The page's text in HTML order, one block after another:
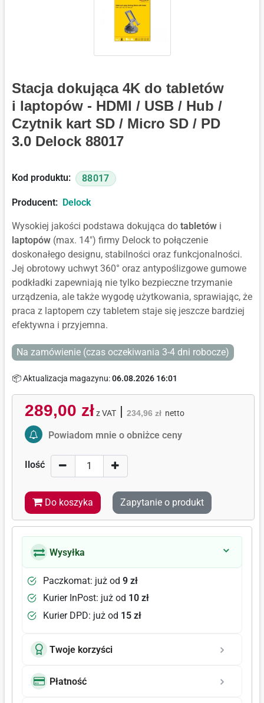
Stacja dokująca 4K do tabletów
i laptopów - HDMI / USB / Hub /
Czytnik kart SD / Micro SD / PD
3.0 Delock 88017
Kod produktu: 88017
Producent: Delock
Wysokiej jakości podstawa dokująca do tabletów i
laptopów (max. 14") firmy Delock to połączenie
doskonałego designu, stabilności oraz funkcjonalności.
Jej obrotowy uchwyt 360° oraz antypoślizgowe gumowe
podkładki zapewniają nie tylko bezpieczne trzymanie
urządzenia, ale także wygodę użytkowania, sprawiając, że
praca z laptopem czy tabletem staje się jeszcze bardziej
efektywna i przyjemna.
Na zamówienie (czas oczekiwania 3-4 dni robocze)
📦 Aktualizacja magazynu:06.08.2026 16:01
289,00 zł z VAT| 234,96 zł netto
Activate Price Alert
Powiadom mnie o obniżce ceny
Ilość
Do koszyka Zapytanie o produkt
Wysyłka
Paczkomat: już od 9 zł
Kurier InPost: już od 10 zł
Kurier DPD: już od 15 zł
Twoje korzyści
Płatność